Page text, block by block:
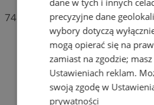
74
precyzyjne dane
wybory dotyczą
mogą opierać się na
zamiast na zgodzie;
Ustawieniach reklam.
swoją zgodę w
prywatności